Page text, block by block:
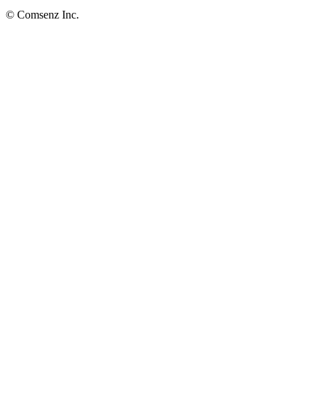
© Comsenz Inc.